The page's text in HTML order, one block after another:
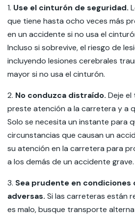
1. Use el cinturón de seguridad.
que tiene hasta ocho veces más
en un accidente si no usa el
Incluso si sobrevive, el riesgo de
incluyendo lesiones cerebrales
mayor si no usa el cinturón.
2. No conduzca distraído. Deje
preste atención a la carretera y a
Solo se necesita un instante para
circunstancias que causan un
su atención en la carretera para
a los demás de un accidente grave.
3. Sea prudente en condiciones
adversas. Si las carreteras están
es malo, busque transporte